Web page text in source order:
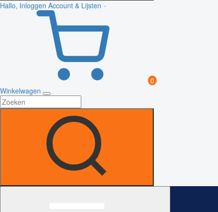
Hallo, Inloggen Account & Lijsten
0
Winkelwagen